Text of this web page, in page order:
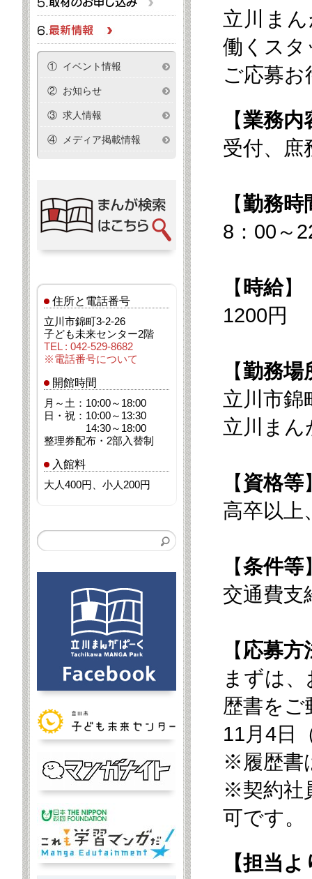
立川ま
働くスタ
ご応募
【業務内
受付、
【勤務時
8：00～
【 時給】
1200円
【勤務場
立川市錦
立川まん
【資格等
高卒以上
【条件等
交通費支
【 応募方
まずは
歴書をご
11月4日
※履歴書
※契約社
可です。
【担当
① イベント情報
② お知らせ
③ 求人情報
④ メディア掲載情報
住所と電話番号
立川市錦町3-2-26
子ども未来センター2階
TEL : 042-529-8682
※電話番号について
開館時間
月～土：10:00～18:00
日・祝：10:00～13:30
14:30～18:00
整理券配布・2部入替制
入館料
大人400円、小人200円